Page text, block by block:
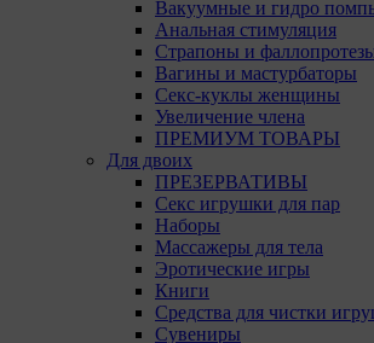
Вакуумные и гидро
Анальная стимуляция
Страпоны и
Вагины и мастурбаторы
Секс-куклы женщины
Увеличение члена
ПРЕМИУМ ТОВАРЫ
Для двоих
ПРЕЗЕРВАТИВЫ
Секс игрушки для пар
Наборы
Массажеры для тела
Эротические игры
Книги
Средства для чистки
Сувениры